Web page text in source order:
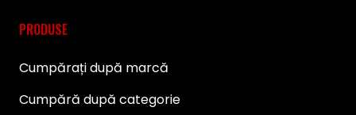
PRODUSE
Cumpărați după marcă
Cumpără după categorie